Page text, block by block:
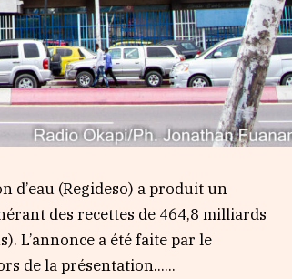
d’eau (Regideso) a produit un
des recettes de 464,8 milliards
L’annonce a été faite par le
de la présentation…...